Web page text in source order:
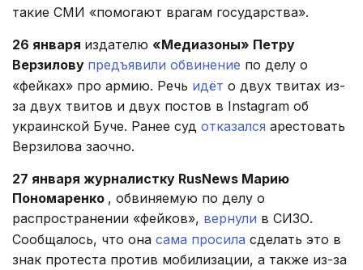
такие СМИ «помогают врагам государства».
26 января издателю «Медиазоны» Петру
Верзилову предъявили обвинение по делу о
«фейках» про армию. Речь идёт о двух твитах из-
за двух твитов и двух постов в Instagram об
украинской Буче. Ранее суд отказался арестовать
Верзилова заочно.
27 января журналистку RusNews Марию
Пономаренко , обвиняемую по делу о
распространении «фейков», вернули в СИЗО.
Сообщалось, что она сама просила сделать это в
знак протеста против мобилизации, а также из-за